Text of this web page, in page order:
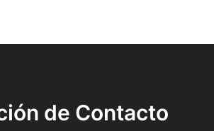
de Contacto